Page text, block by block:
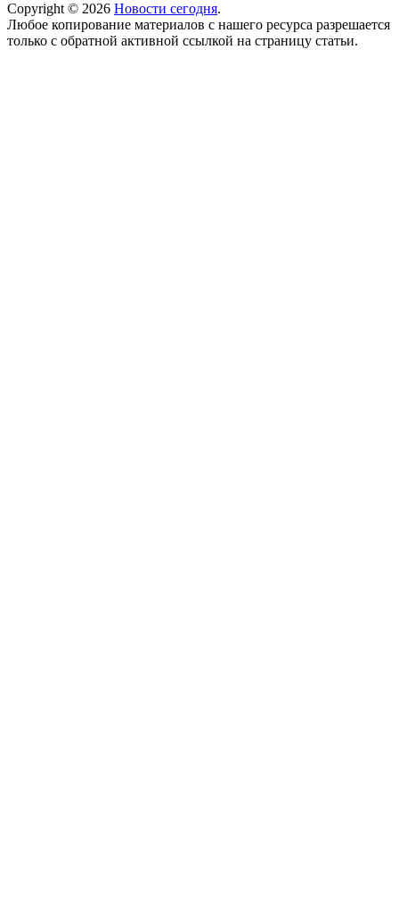
Copyright © 2026 Новости сегодня.
Любое копирование материалов с нашего ресурса разрешается
только с обратной активной ссылкой на страницу статьи.